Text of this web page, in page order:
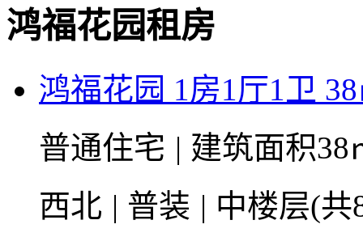
鸿福花园租房
鸿福花园 1房1厅1卫
普通住宅 | 建筑面积
西北 | 普装 | 中楼层(